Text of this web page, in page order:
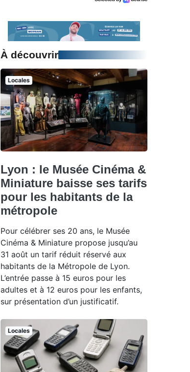
À découvrir
Locales
Lyon : le Musée Cinéma &
Miniature baisse ses tarifs
pour les habitants de la
métropole
Pour célébrer ses 20 ans, le Musée
Cinéma & Miniature propose jusqu’au
31 août un tarif réduit réservé aux
habitants de la Métropole de Lyon.
L’entrée passe à 15 euros pour les
adultes et à 12 euros pour les enfants,
sur présentation d’un justificatif.
Locales